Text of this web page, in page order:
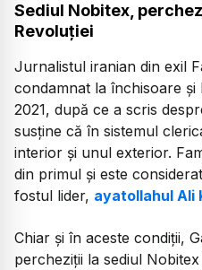
Sediul Nobitex,
Revoluției
Jurnalistul iranian din exil
condamnat la închisoare
2021, după ce a scris
susține că în sistemul
interior și unul exterior.
din primul și este
fostul lider, ayatollahul Ali
Chiar și în aceste condiții,
percheziții la sediul